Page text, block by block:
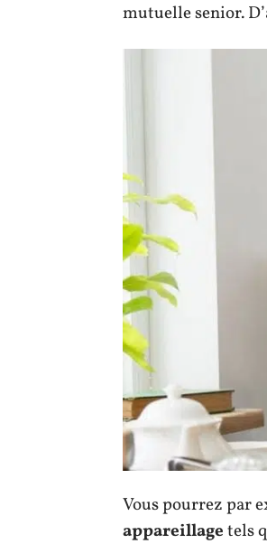
mutuelle senior.
Vous pourrez par
appareillagetels